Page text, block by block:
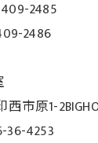
2485
2486
西市原1-
36-4253